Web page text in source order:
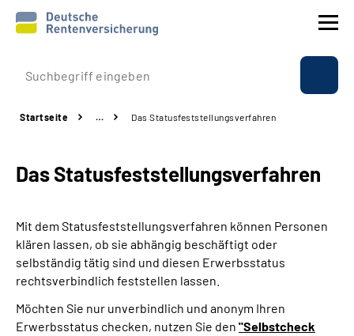
Prävention
Rente
Beratung & Kontakt
Experten
Über uns & Presse
Startseite … Das Statusfeststellungs­verfahren
Das Statusfeststellungs­verfahren
Mit dem Statusfeststellungsverfahren können Personen
klären lassen, ob sie abhängig beschäftigt oder
selbständig tätig sind und diesen Erwerbsstatus
rechtsverbindlich feststellen lassen.
Möchten Sie nur unverbindlich und anonym Ihren
Erwerbsstatus checken, nutzen Sie den "Selbstcheck